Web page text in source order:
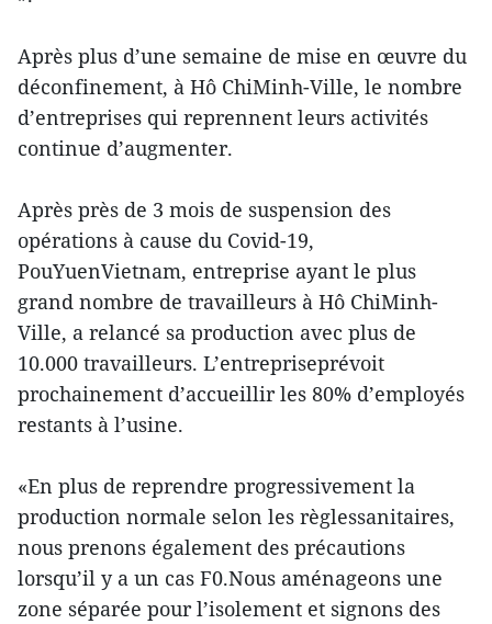
Après plus d’une semaine de mise en œuvre du
déconfinement, à Hô ChiMinh-Ville, le nombre
d’entreprises qui reprennent leurs activités
continue d’augmenter.
Après près de 3 mois de suspension des
opérations à cause du Covid-19,
PouYuenVietnam, entreprise ayant le plus
grand nombre de travailleurs à Hô ChiMinh-
Ville, a relancé sa production avec plus de
10.000 travailleurs. L’entrepriseprévoit
prochainement d’accueillir les 80% d’employés
restants à l’usine.
«En plus de reprendre progressivement la
production normale selon les règlessanitaires,
nous prenons également des précautions
lorsqu’il y a un cas F0.Nous aménageons une
zone séparée pour l’isolement et signons des